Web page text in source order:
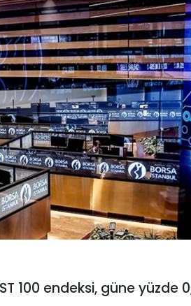
100 endeksi, güne yüzde